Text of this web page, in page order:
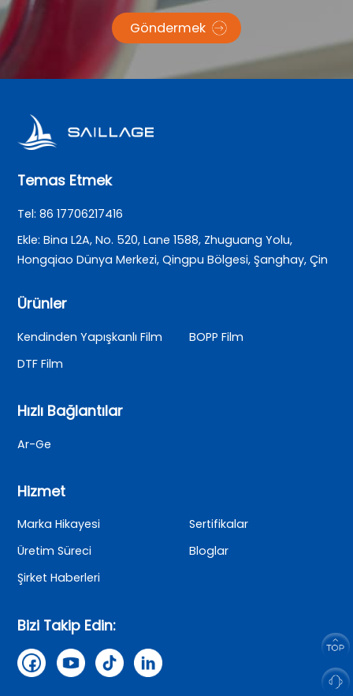
Göndermek
Temas Etmek
Tel: 86 17706217416
Ekle: Bina L2A, No. 520, Lane 1588, Zhuguang Yolu,
Hongqiao Dünya Merkezi, Qingpu Bölgesi, Şanghay, Çin
Ürünler
Kendinden Yapışkanlı Film
BOPP Film
DTF Film
Hızlı Bağlantılar
Ar-Ge
Hizmet
Marka Hikayesi
Sertifikalar
Üretim Süreci
Bloglar
Şirket Haberleri
Bizi Takip Edin: